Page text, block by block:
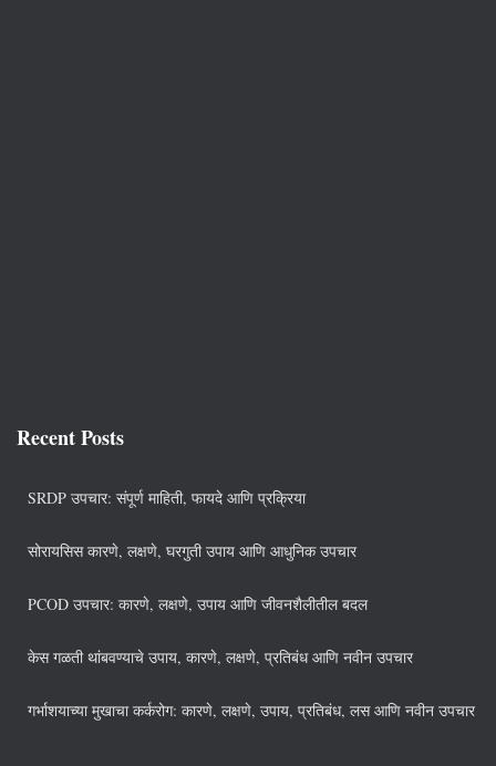
Recent Posts
SRDP उपचार: संपूर्ण माहिती, फायदे आणि प्रक्रिया
सोरायसिस कारणे, लक्षणे, घरगुती उपाय आणि आधुनिक उपचार
PCOD उपचार: कारणे, लक्षणे, उपाय आणि जीवनशैलीतील बदल
केस गळती थांबवण्याचे उपाय, कारणे, लक्षणे, प्रतिबंध आणि नवीन उपचार
गर्भाशयाच्या मुखाचा कर्करोग: कारणे, लक्षणे, उपाय, प्रतिबंध, लस आणि नवीन उपचार